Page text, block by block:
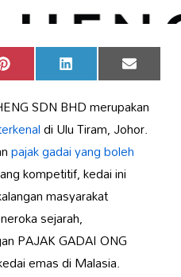
Share
on
Pinterest Share
on
LinkedIn Share
on
Email
SDN BHD merupakan
di Ulu Tiram, Johor.
pajak gadai yang boleh
kompetitif, kedai ini
masyarakat
sejarah,
PAJAK GADAI ONG
emas di Malasia.